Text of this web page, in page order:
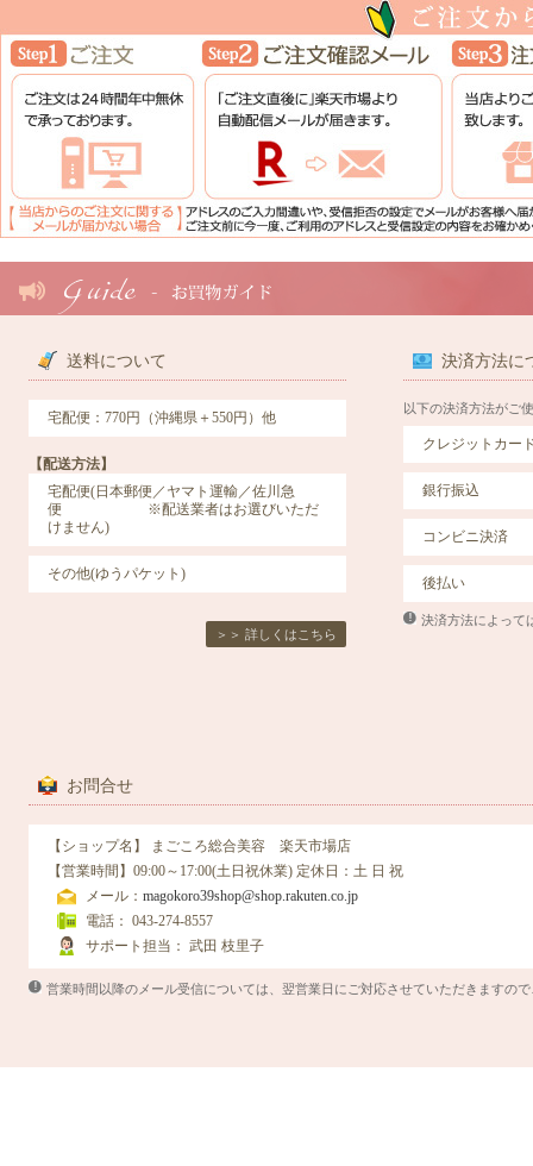
送料について
宅配便：770円（沖縄県＋550円）他
【配送方法】
宅配便(日本郵便／ヤマト運輸／佐川急
便 ※配送業者はお選びいただ
けません)
その他(ゆうパケット)
＞＞ 詳しくはこちら
決済方法に
以下の決済方法がご
クレジットカー
銀行振込
コンビニ決済
後払い
決済方法によって
お問合せ
【ショップ名】 まごころ総合美容 楽天市場店
【営業時間】09:00～17:00(土日祝休業) 定休日 ：土 日 祝
メール： magokoro39shop@shop.rakuten.co.jp
電話： 043-274-8557
サポート担当： 武田 枝里子
営業時間以降のメール受信については、翌営業日にご対応させていただきますの